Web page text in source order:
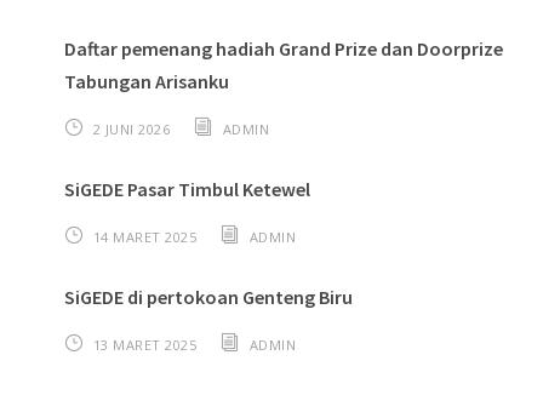
Daftar pemenang hadiah Grand Prize dan Doorprize
Tabungan Arisanku
2 JUNI 2026 ADMIN
SiGEDE Pasar Timbul Ketewel
14 MARET 2025 ADMIN
SiGEDE di pertokoan Genteng Biru
13 MARET 2025 ADMIN